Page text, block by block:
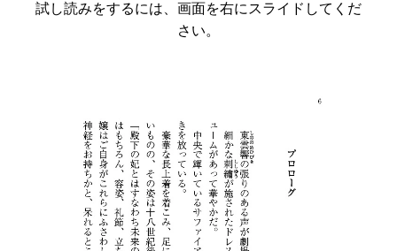
試し読みをするには、画面を右にスライドしてくだ
さい。